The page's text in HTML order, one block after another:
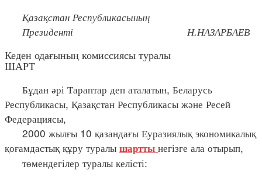
Қазақстан Республикасының
Президенті Н.НАЗАРБАЕВ
Кеден одағының комиссиясы туралы
ШАРТ
Бұдан әрі Тараптар деп аталатын, Беларусь
Республикасы, Қазақстан Республикасы және Ресей
Федерациясы,
2000 жылғы 10 қазандағы Еуразиялық экономикалық
қоғамдастық құру туралы шартты негізге ала отырып,
төмендегілер туралы келісті: